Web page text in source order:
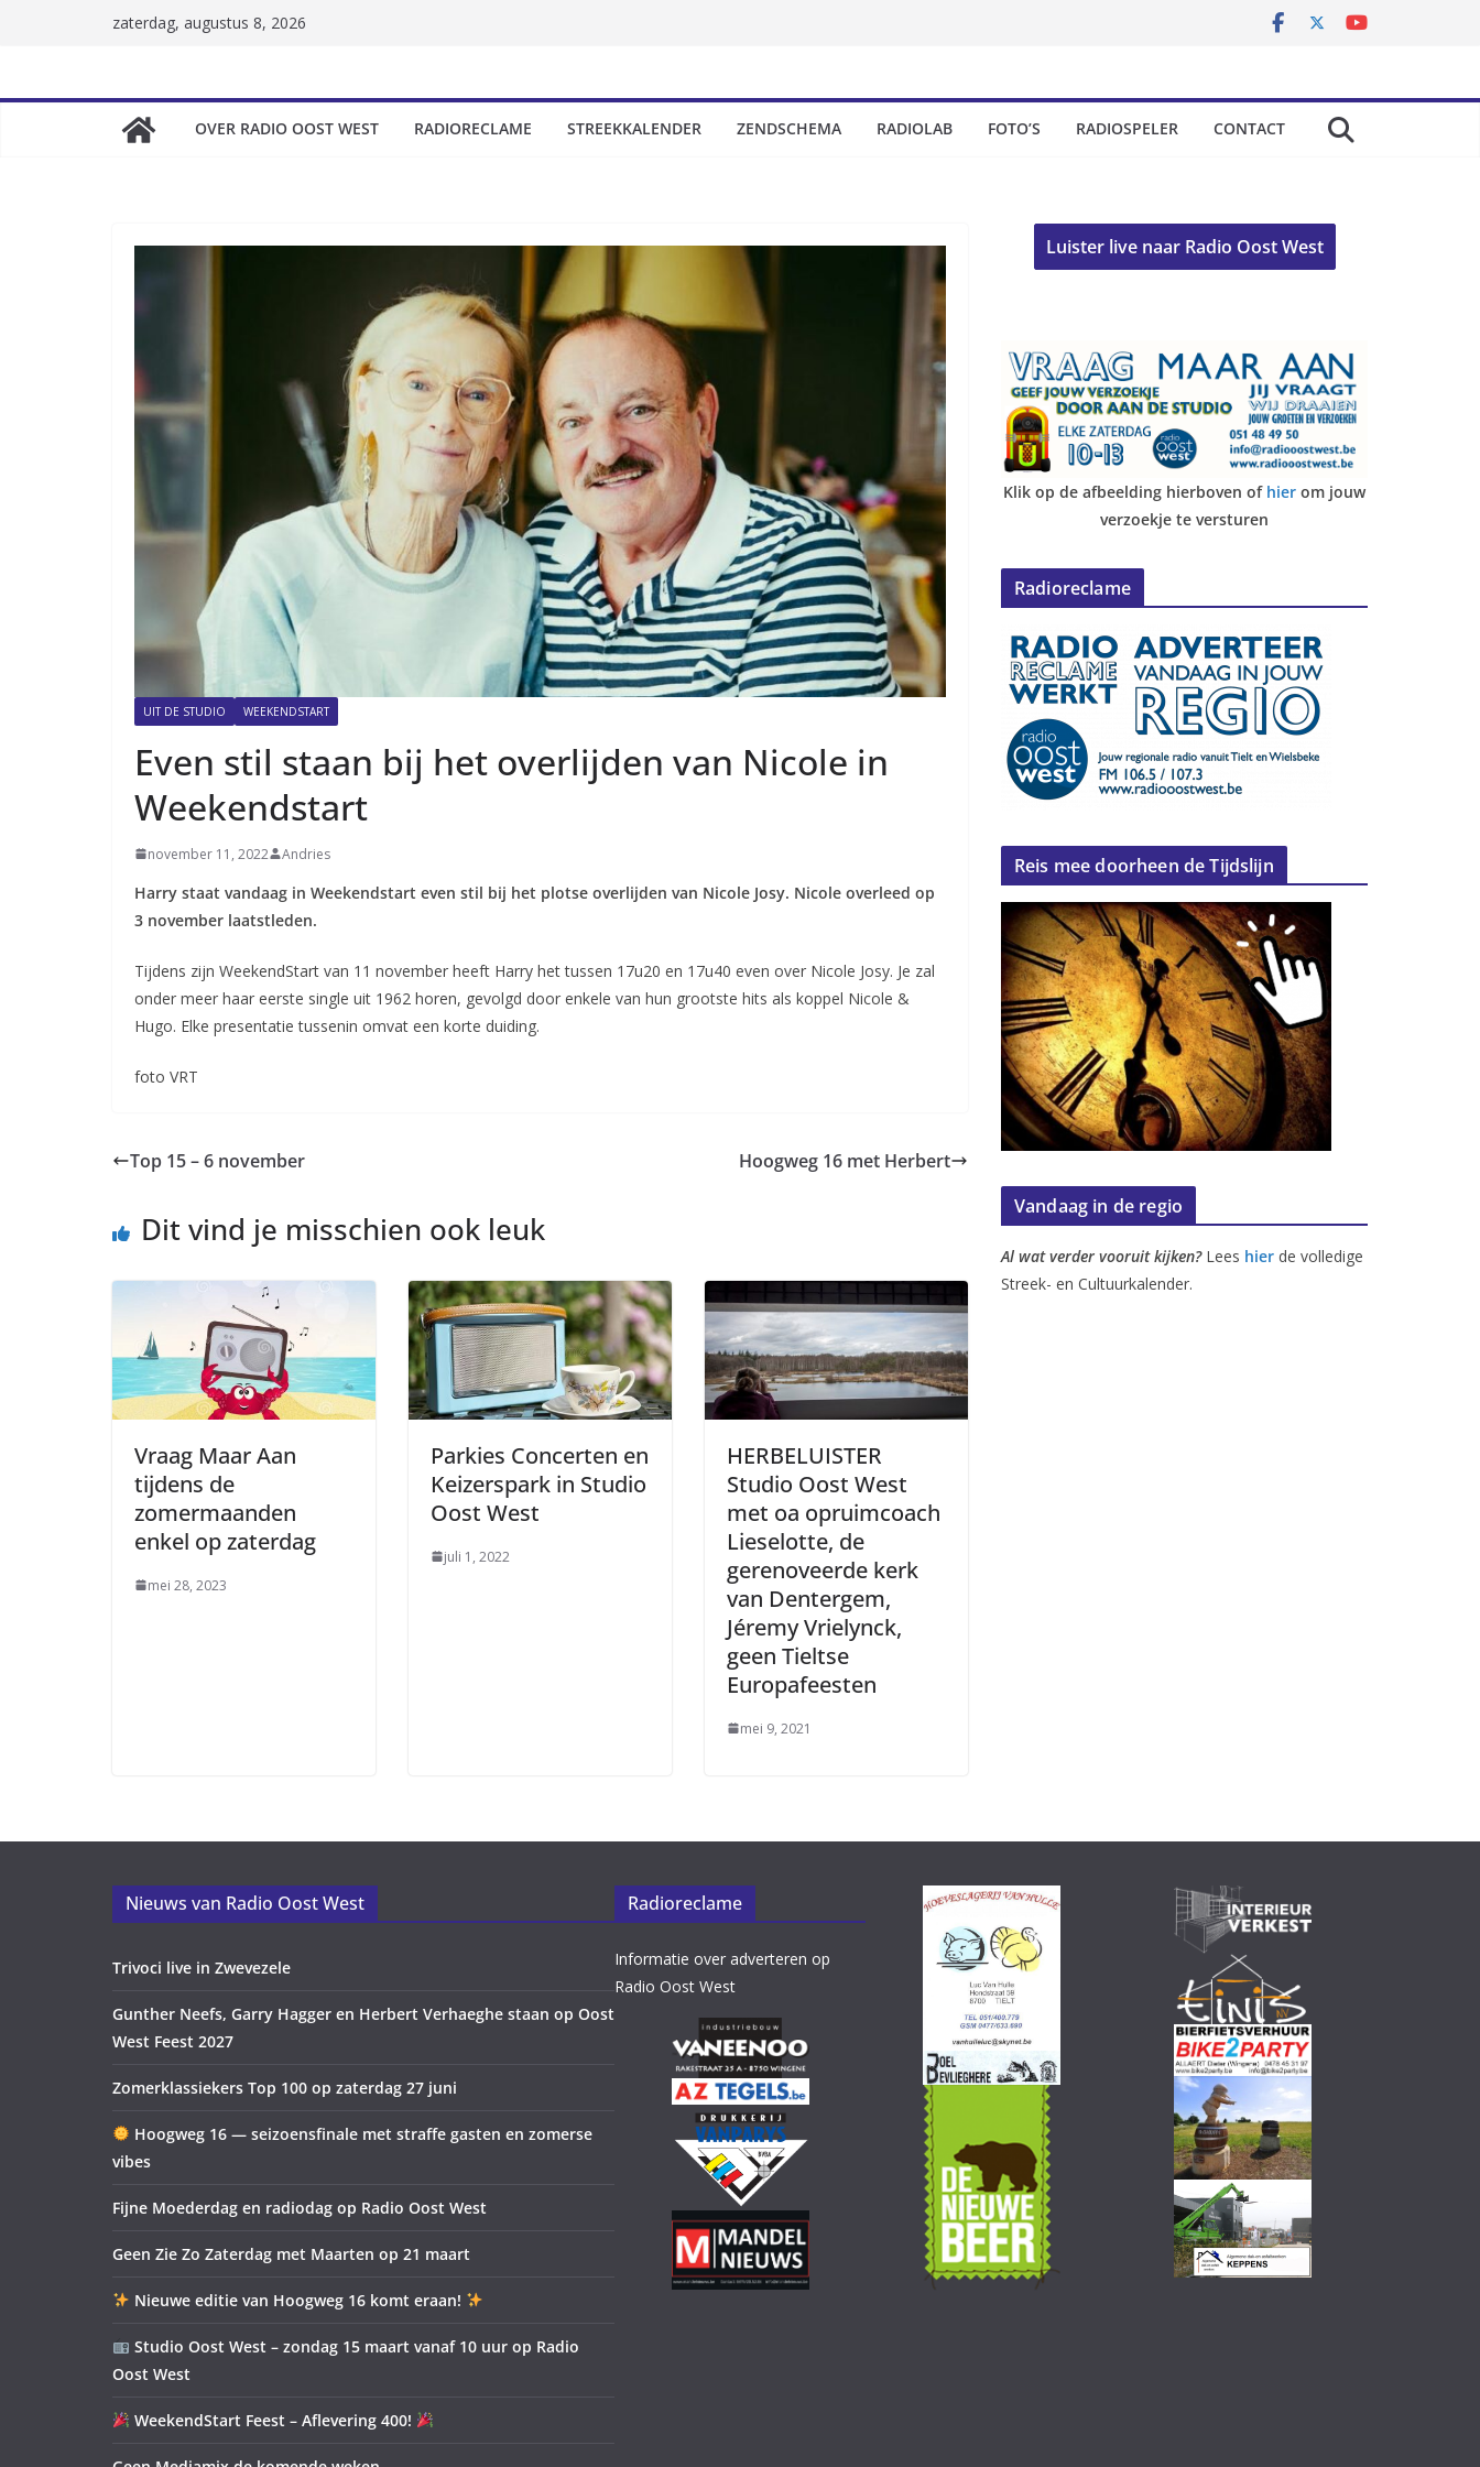
zaterdag, augustus 8, 2026
OVER RADIO OOST WEST RADIORECLAME STREEKKALENDER ZENDSCHEMA RADIOLAB FOTO’S RADIOSPELER CONTACT
UIT DE STUDIO WEEKENDSTART
Even stil staan bij het overlijden van Nicole in
Weekendstart
november 11, 2022 Andries
Harry staat vandaag in Weekendstart even stil bij het plotse overlijden van Nicole Josy. Nicole overleed op
3 november laatstleden.
Tijdens zijn WeekendStart van 11 november heeft Harry het tussen 17u20 en 17u40 even over Nicole Josy. Je zal
onder meer haar eerste single uit 1962 horen, gevolgd door enkele van hun grootste hits als koppel Nicole &
Hugo. Elke presentatie tussenin omvat een korte duiding.
foto VRT
Top 15 – 6 november Hoogweg 16 met Herbert
Dit vind je misschien ook leuk
Vraag Maar Aan
tijdens de
zomermaanden
enkel op zaterdag
mei 28, 2023
Parkies Concerten en
Keizerspark in Studio
Oost West
juli 1, 2022
HERBELUISTER
Studio Oost West
met oa opruimcoach
Lieselotte, de
gerenoveerde kerk
van Dentergem,
Jéremy Vrielynck,
geen Tieltse
Europafeesten
mei 9, 2021
Luister live naar Radio Oost West
Klik op de afbeelding hierboven of hier om jouw
verzoekje te versturen
Radioreclame
Reis mee doorheen de Tijdslijn
Vandaag in de regio
Al wat verder vooruit kijken?Lees hier de volledige
Streek- en Cultuurkalender.
Nieuws van Radio Oost West
Trivoci live in Zwevezele
Gunther Neefs, Garry Hagger en Herbert Verhaeghe staan op Oost
West Feest 2027
Zomerklassiekers Top 100 op zaterdag 27 juni
Hoogweg 16 — seizoensfinale met straffe gasten en zomerse
vibes
Fijne Moederdag en radiodag op Radio Oost West
Geen Zie Zo Zaterdag met Maarten op 21 maart
Nieuwe editie van Hoogweg 16 komt eraan!
Studio Oost West – zondag 15 maart vanaf 10 uur op Radio
Oost West
WeekendStart Feest – Aflevering 400!
Radioreclame
Informatie over adverteren op
Radio Oost West